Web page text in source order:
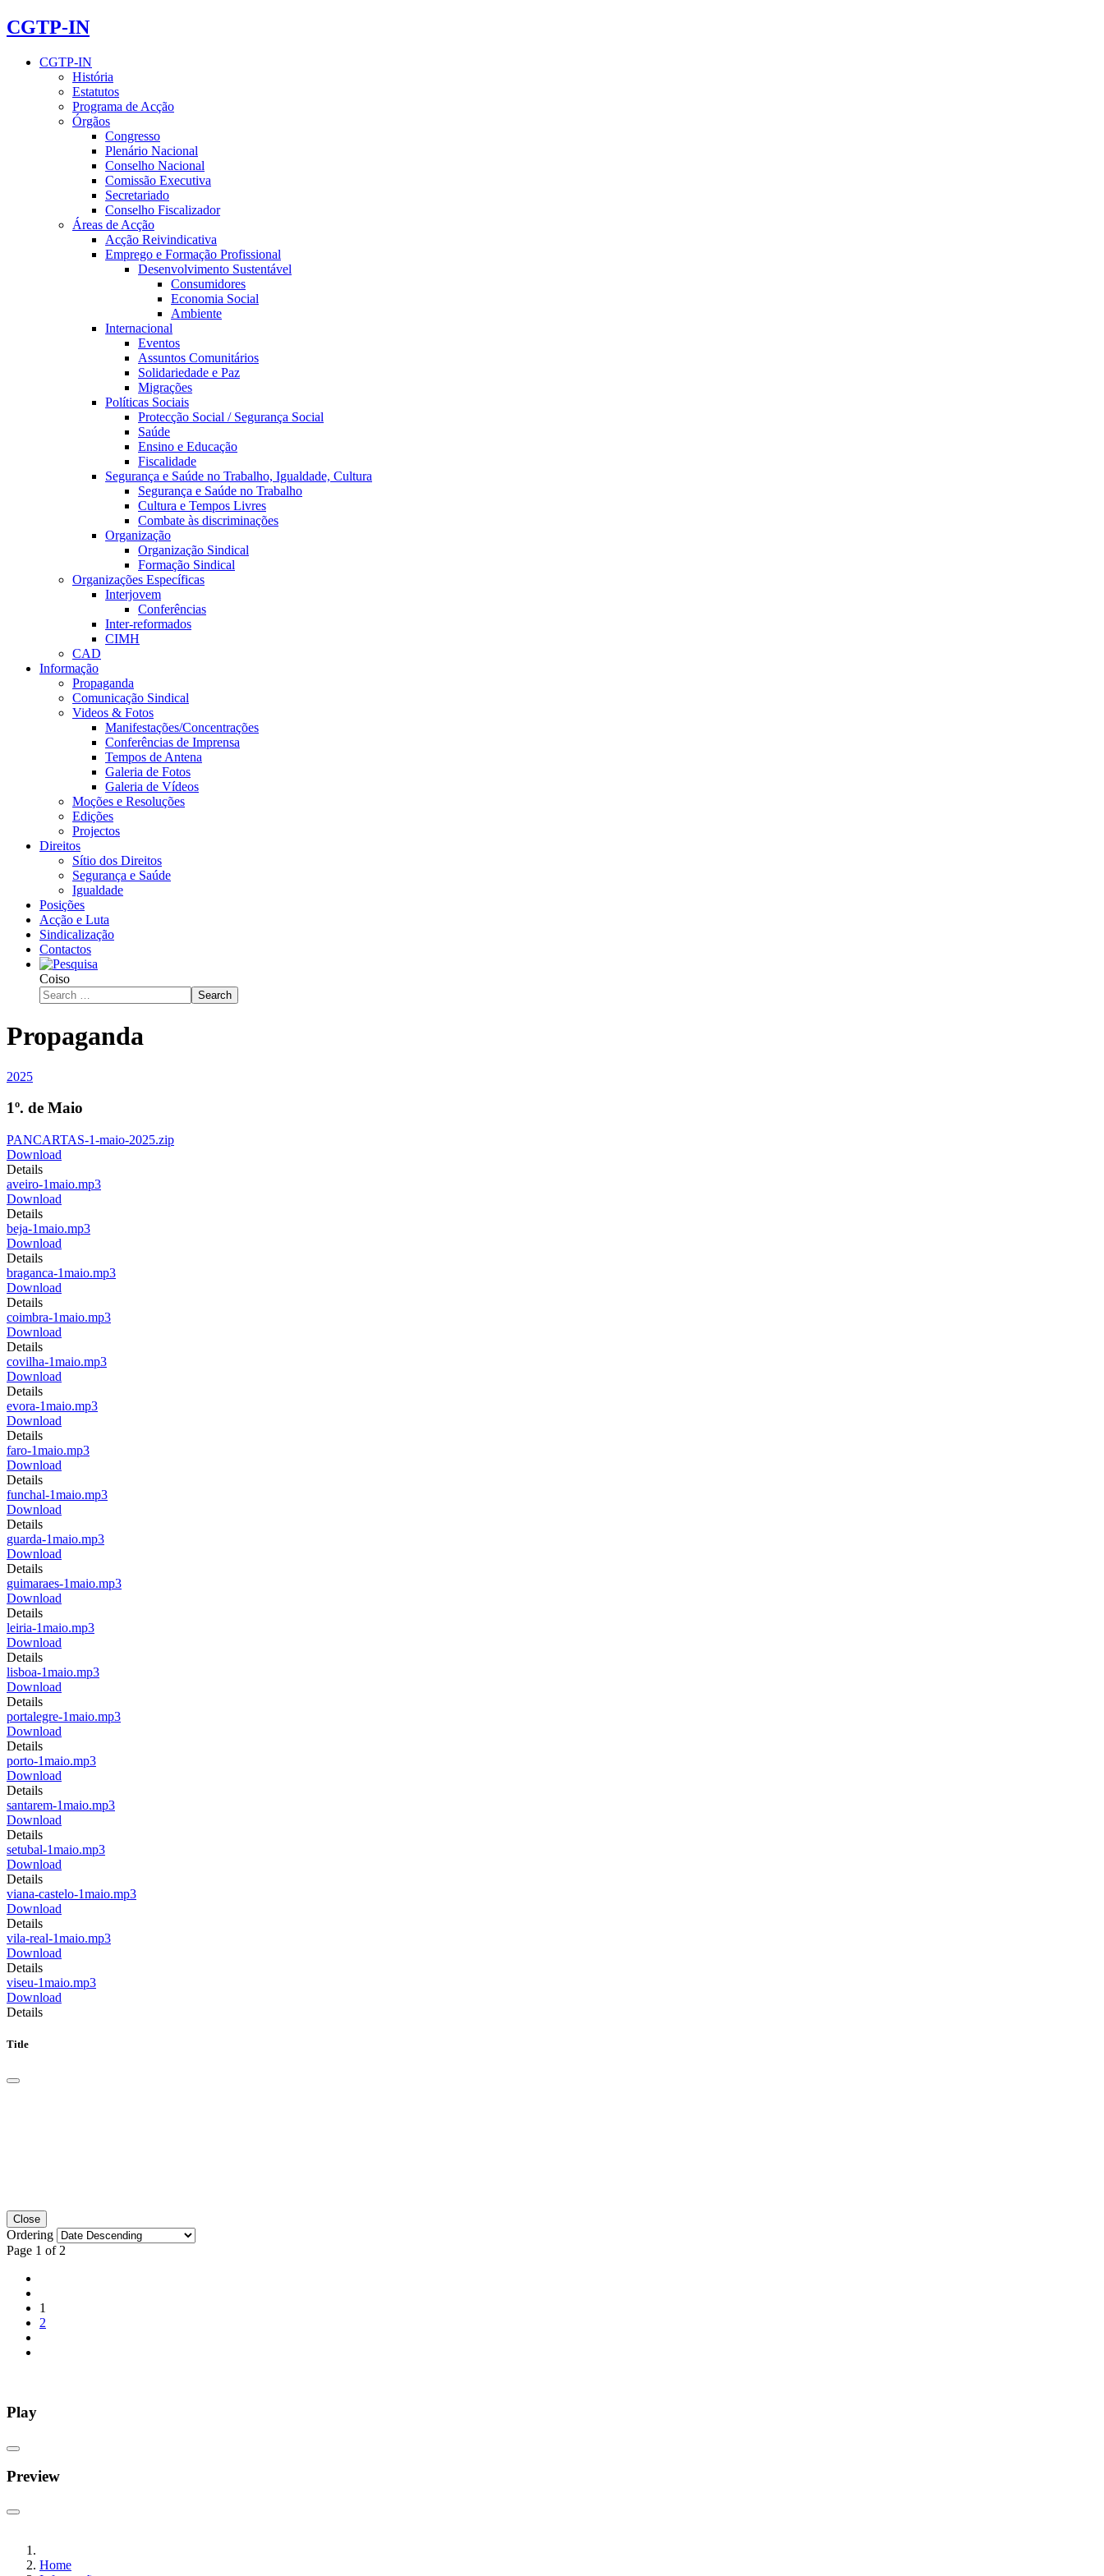
CGTP-IN
CGTP-IN
História
Estatutos
Programa de Acção
Órgãos
Congresso
Plenário Nacional
Conselho Nacional
Comissão Executiva
Secretariado
Conselho Fiscalizador
Áreas de Acção
Acção Reivindicativa
Emprego e Formação Profissional
Desenvolvimento Sustentável
Consumidores
Economia Social
Ambiente
Internacional
Eventos
Assuntos Comunitários
Solidariedade e Paz
Migrações
Políticas Sociais
Protecção Social / Segurança Social
Saúde
Ensino e Educação
Fiscalidade
Segurança e Saúde no Trabalho, Igualdade, Cultura
Segurança e Saúde no Trabalho
Cultura e Tempos Livres
Combate às discriminações
Organização
Organização Sindical
Formação Sindical
Organizações Específicas
Interjovem
Conferências
Inter-reformados
CIMH
CAD
Informação
Propaganda
Comunicação Sindical
Videos & Fotos
Manifestações/Concentrações
Conferências de Imprensa
Tempos de Antena
Galeria de Fotos
Galeria de Vídeos
Moções e Resoluções
Edições
Projectos
Direitos
Sítio dos Direitos
Segurança e Saúde
Igualdade
Posições
Acção e Luta
Sindicalização
Contactos
Coiso
Search
Propaganda
2025
1º. de Maio
PANCARTAS-1-maio-2025.zip
Download
Details
aveiro-1maio.mp3
Download
Details
beja-1maio.mp3
Download
Details
braganca-1maio.mp3
Download
Details
coimbra-1maio.mp3
Download
Details
covilha-1maio.mp3
Download
Details
evora-1maio.mp3
Download
Details
faro-1maio.mp3
Download
Details
funchal-1maio.mp3
Download
Details
guarda-1maio.mp3
Download
Details
guimaraes-1maio.mp3
Download
Details
leiria-1maio.mp3
Download
Details
lisboa-1maio.mp3
Download
Details
portalegre-1maio.mp3
Download
Details
porto-1maio.mp3
Download
Details
santarem-1maio.mp3
Download
Details
setubal-1maio.mp3
Download
Details
viana-castelo-1maio.mp3
Download
Details
vila-real-1maio.mp3
Download
Details
viseu-1maio.mp3
Download
Details
Title
Close
Ordering
Page 1 of 2
1
2
Play
Preview
Home